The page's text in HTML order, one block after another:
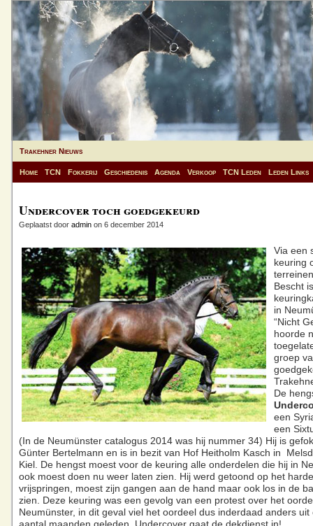
Trakehner Nieuws
Home TCN Fokkerij Geschiedenis Agenda Verkoop TCN Leden Leden Links
Undercover toch goedgekeurd
Geplaatst door admin on 6 december 2014
Via een
keuring
Bescht
in
“Nicht
hoorde
groep
De
een
een
(In de Neumünster catalogus 2014 was hij nummer 34) Hij is
Günter Bertelmann en is in bezit van Hof Heitholm Kasch in
Kiel. De hengst moest voor de keuring alle onderdelen die hij in
ook moest doen nu weer laten zien. Hij werd getoond op het
vrijspringen, moest zijn gangen aan de hand maar ook los in de
zien. Deze keuring was een gevolg van een protest over het
Neumünster, in dit geval viel het oordeel dus inderdaad anders uit